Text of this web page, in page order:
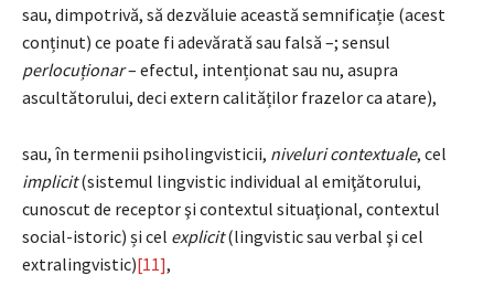
sau, dimpotrivă, să dezvăluie această semnificație (acest
conținut) ce poate fi adevărată sau falsă –; sensul
perlocuționar– efectul, intenționat sau nu, asupra
ascultătorului, deci extern calităților frazelor ca atare),
sau, în termenii psiholingvisticii, niveluri contextuale, cel
implicit(sistemul lingvistic individual al emiţătorului,
cunoscut de receptor şi contextul situaţional, contextul
social-istoric) și cel explicit(lingvistic sau verbal şi cel
extralingvistic)[11],